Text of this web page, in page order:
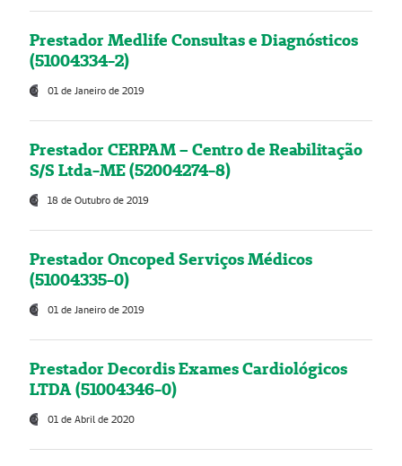
Prestador Medlife Consultas e Diagnósticos
(51004334-2)
01 de Janeiro de 2019
Prestador CERPAM – Centro de Reabilitação
S/S Ltda-ME (52004274-8)
18 de Outubro de 2019
Prestador Oncoped Serviços Médicos
(51004335-0)
01 de Janeiro de 2019
Prestador Decordis Exames Cardiológicos
LTDA (51004346-0)
01 de Abril de 2020